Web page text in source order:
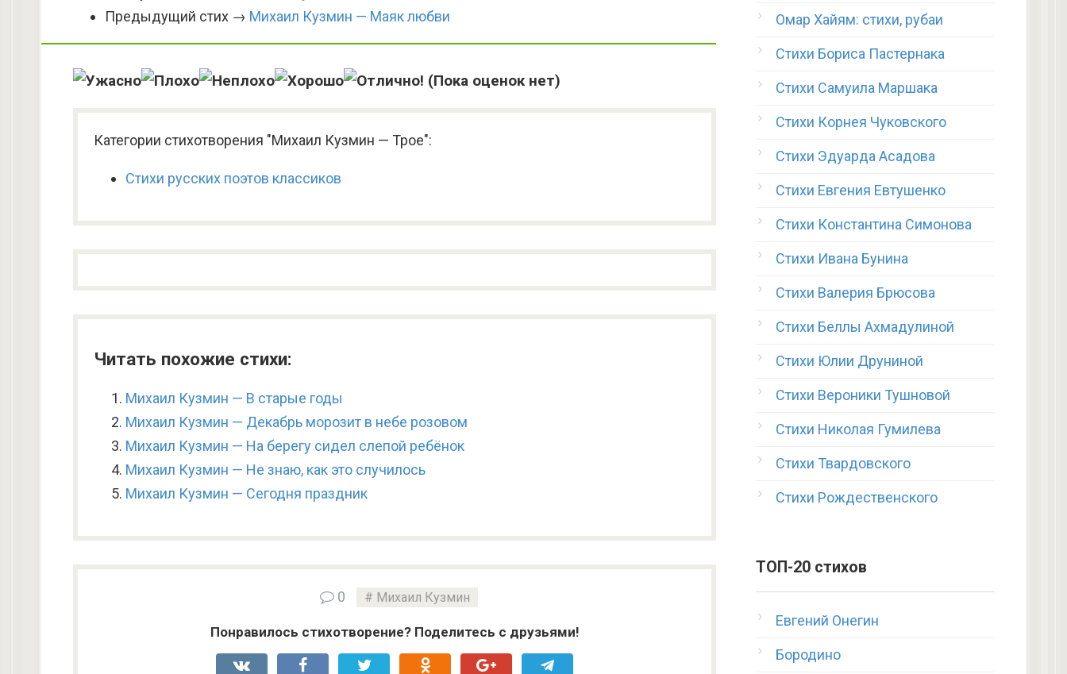
Предыдущий стих → Михаил Кузмин — Маяк любви
(Пока оценок нет)
Категории стихотворения "Михаил Кузмин — Трое":
Стихи русских поэтов классиков
Читать похожие стихи:
Михаил Кузмин — В старые годы
Михаил Кузмин — Декабрь морозит в небе розовом
Михаил Кузмин — На берегу сидел слепой ребёнок
Михаил Кузмин — Не знаю, как это случилось
Михаил Кузмин — Сегодня праздник
0 Михаил Кузмин
Понравилось стихотворение? Поделитесь с друзьями!
Омар Хайям: стихи, рубаи
Стихи Бориса Пастернака
Стихи Самуила Маршака
Стихи Корнея Чуковского
Стихи Эдуарда Асадова
Стихи Евгения Евтушенко
Стихи Константина Симонова
Стихи Ивана Бунина
Стихи Валерия Брюсова
Стихи Беллы Ахмадулиной
Стихи Юлии Друниной
Стихи Вероники Тушновой
Стихи Николая Гумилева
Стихи Твардовского
Стихи Рождественского
ТОП-20 стихов
Евгений Онегин
Бородино